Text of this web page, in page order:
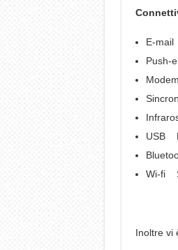
E-
Push-
USB
Wi-fi
Inoltre vi